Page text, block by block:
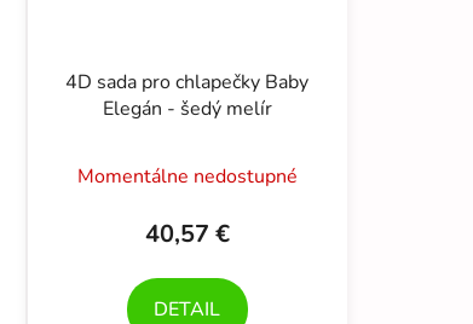
4D sada pro chlapečky Baby
Elegán - šedý melír
Momentálne nedostupné
40,57 €
DETAIL